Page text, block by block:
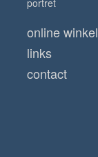
portret
online winkel
links
contact